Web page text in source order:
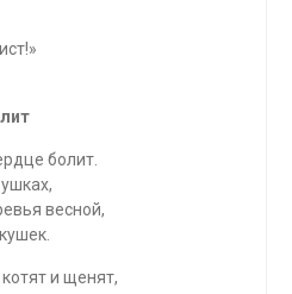
болит.
весной,
и щенят,